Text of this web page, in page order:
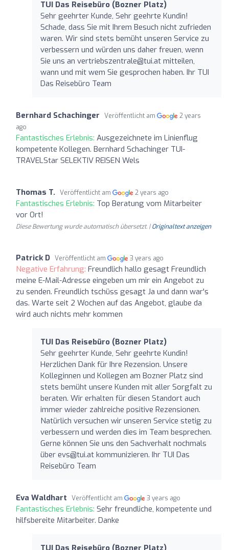
TUI Das Reisebüro (Bozner Platz)
Sehr geehrter Kunde, Sehr geehrte Kundin!
Schade, dass Sie mit Ihrem Besuch nicht zufrieden
waren. Wir sind stets bemüht unseren Service zu
verbessern und würden uns daher freuen, wenn
Sie uns an vertriebszentrale@tui.at mitteilen,
wann und mit wem Sie gesprochen haben. Ihr TUI
Das Reisebüro Team
Bernhard Schachinger Veröffentlicht am
2 years
ago
Fantastisches Erlebnis: Ausgezeichnete im Linienflug
kompetente Kollegen. Bernhard Schachinger TUI-
TRAVELStar SELEKTIV REISEN Wels
Thomas T. Veröffentlicht am 2 years ago
Fantastisches Erlebnis: Top Beratung vom Mitarbeiter
vor Ort!
Diese Bewertung wurde automatisch übersetzt. |Originaltext anzeigen
Patrick D Veröffentlicht am 3 years ago
Negative Erfahrung: Freundlich hallo gesagt Freundlich
meine E-Mail-Adresse eingeben um mir ein Angebot zu
zu senden. Freundlich tschüss gesagt Ja und dann war's
das. Warte seit 2 Wochen auf das Angebot, glaube da
wird auch nichts mehr kommen
TUI Das Reisebüro (Bozner Platz)
Sehr geehrter Kunde, Sehr geehrte Kundin!
Herzlichen Dank für Ihre Rezension. Unsere
Kolleginnen und Kollegen am Bozner Platz sind
stets bemüht unsere Kunden mit aller Sorgfalt zu
beraten. Wir erhalten für diesen Standort auch
immer wieder zahlreiche positive Rezensionen.
Natürlich versuchen wir unseren Service stetig zu
verbessern und werden dies im Team besprechen.
Gerne können Sie uns den Sachverhalt nochmals
über evs@tui.at kommunizieren. Ihr TUI Das
Reisebüro Team
Eva Waldhart Veröffentlicht am 3 years ago
Fantastisches Erlebnis: Sehr freundliche, kompetente und
hilfsbereite Mitarbeiter. Danke
TUI Das Reisebüro (Bozner Platz)